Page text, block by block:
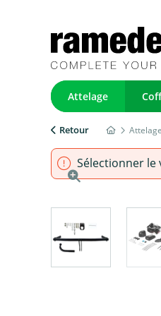
Attelage
Retour Attelage
Sélectionner